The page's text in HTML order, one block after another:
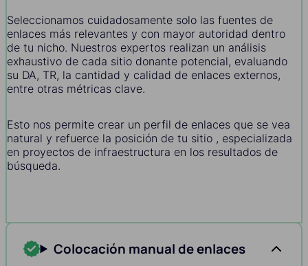
Seleccionamos cuidadosamente solo las fuentes de
enlaces más relevantes y con mayor autoridad dentro
de tu nicho. Nuestros expertos realizan un análisis
exhaustivo de cada sitio donante potencial, evaluando
su DA, TR, la cantidad y calidad de enlaces externos,
entre otras métricas clave.
Esto nos permite crear un perfil de enlaces que se vea
natural y refuerce la posición de tu sitio , especializada
en proyectos de infraestructura en los resultados de
búsqueda.
Colocación manual de enlaces